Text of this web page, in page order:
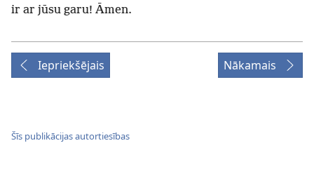
ir ar jūsu garu! Āmen.
Iepriekšējais Nākamais
Šīs publikācijas autortiesības